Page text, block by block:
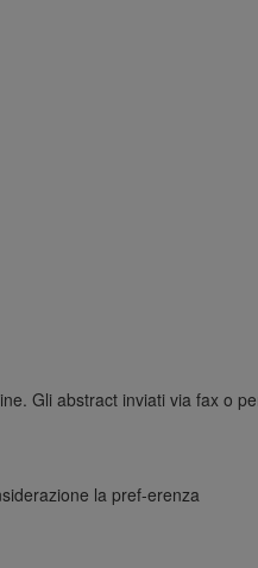
Gli abstract inviati via fax o
la pref-erenza